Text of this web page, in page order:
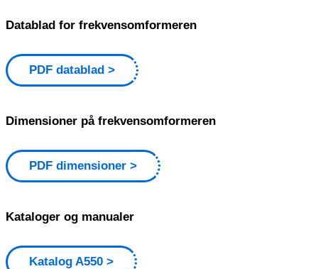
Datablad for frekvensomformeren
PDF datablad
Dimensioner på frekvensomformeren
PDF dimensioner
Kataloger og manualer
Katalog A550